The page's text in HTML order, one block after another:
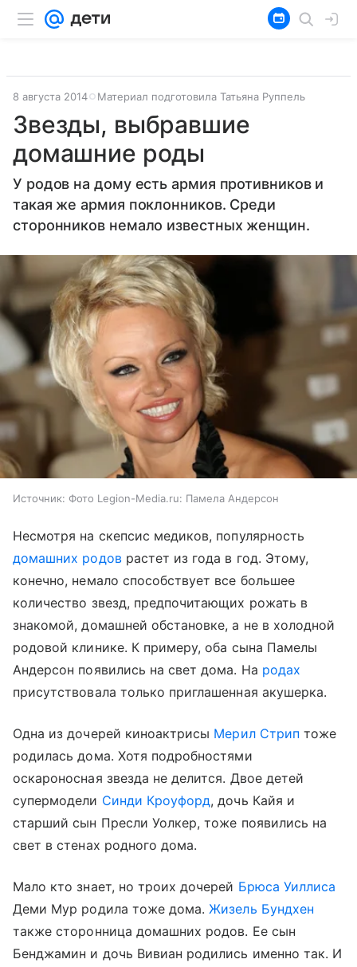
8 августа 2014 Материал подготовила Татьяна Руппель
Звезды, выбравшие
домашние роды
У родов на дому есть армия противников и
такая же армия поклонников. Среди
сторонников немало известных женщин.
Источник: Фото Legion-Media.ru: Памела Андерсон
Несмотря на скепсис медиков, популярность
домашних родоврастет из года в год. Этому,
конечно, немало способствует все большее
количество звезд, предпочитающих рожать в
знакомой, домашней обстановке, а не в холодной
родовой клинике. К примеру, оба сына Памелы
Андерсон появились на свет дома. На родах
присутствовала только приглашенная акушерка.
Одна из дочерей киноактрисы Мерил Стрип тоже
родилась дома. Хотя подробностями
оскароносная звезда не делится. Двое детей
супермодели Синди Кроуфорд, дочь Кайя и
старший сын Пресли Уолкер, тоже появились на
свет в стенах родного дома.
Мало кто знает, но троих дочерей Брюса Уиллиса
Деми Мур родила тоже дома.Жизель Бундхен
также сторонница домашних родов. Ее сын
Бенджамин и дочь Вивиан родились именно так. И